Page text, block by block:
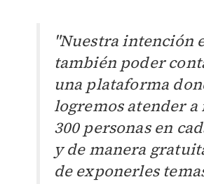
"Nuestra intención
también poder
una plataforma
logremos atender
300 personas en
y de manera
de exponerles